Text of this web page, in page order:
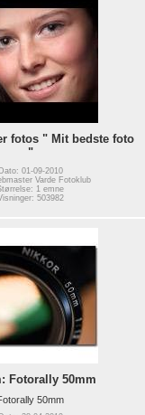
fotos " Mit bedste foto
"
Dato: 01-09-2010
Varde Fotoklub
1 emne
503982
Fotorally 50mm
50mm